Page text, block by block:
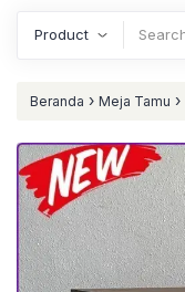
Beranda › Meja Tamu ›